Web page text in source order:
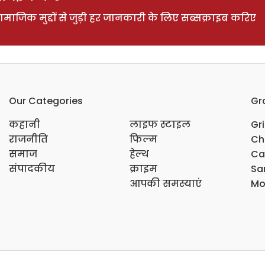
मुद्दों से जुड़ी हर जानकारी के लिए सब्सक्राइब करिए
Our Categories
कहानी
राजनीति
समाज
संपादकीय
लाइफ स्टाइल
फिल्म
हेल्थ
क्राइम
आपकी समस्याएं